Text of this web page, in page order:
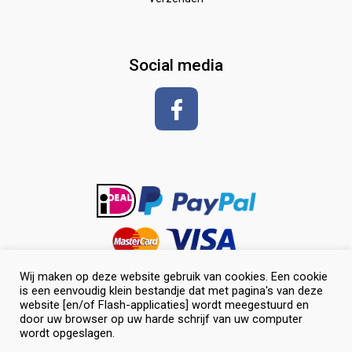
hoeven
vlechten en toiletteren
Zadeldekken & toebehoren
Shirt met korte mouwen
Social media
Wij maken op deze website gebruik van cookies. Een cookie
is een eenvoudig klein bestandje dat met pagina's van deze
website [en/of Flash-applicaties] wordt meegestuurd en
door uw browser op uw harde schrijf van uw computer
wordt opgeslagen.